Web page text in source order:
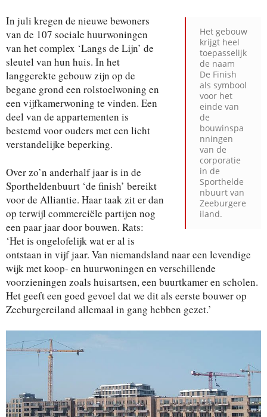
Het gebouw
krijgt heel
toepasselijk
de naam
De Finish
als symbool
voor het
einde van
de
bouwinspa
nningen
van de
corporatie
in de
Sporthelde
nbuurt van
Zeeburgere
iland.
In juli kregen de nieuwe bewoners
van de 107 sociale huurwoningen
van het complex ‘Langs de Lijn’ de
sleutel van hun huis. In het
langgerekte gebouw zijn op de
begane grond een rolstoelwoning en
een vijfkamerwoning te vinden. Een
deel van de appartementen is
bestemd voor ouders met een licht
verstandelijke beperking.
Over zo’n anderhalf jaar is in de
Sportheldenbuurt ‘de finish’ bereikt
voor de Alliantie. Haar taak zit er dan
op terwijl commerciële partijen nog
een paar jaar door bouwen. Rats:
‘Het is ongelofelijk wat er al is
ontstaan in vijf jaar. Van niemandsland naar een levendige
wijk met koop- en huurwoningen en verschillende
voorzieningen zoals huisartsen, een buurtkamer en scholen.
Het geeft een goed gevoel dat we dit als eerste bouwer op
Zeeburgereiland allemaal in gang hebben gezet.’